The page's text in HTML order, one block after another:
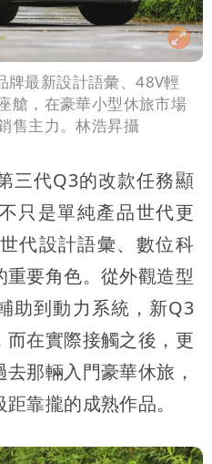
最新設計語彙、48V輕
艙，在豪華小型休旅市場
售主力。林浩昇攝
三代Q3的改款任務顯
只是單純產品世代更
代設計語彙、數位科
要角色。從外觀造型
助到動力系統，新Q3
在實際接觸之後，更
那輛入門豪華休旅，
靠攏的成熟作品。